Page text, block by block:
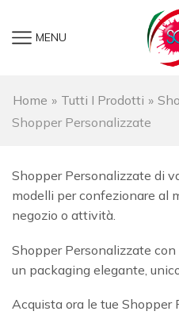
MENU
Home » Tutti I Prodotti »
Shopper Personalizzate
Shopper Personalizzate di
modelli per confezionare al
negozio o attività.
Shopper Personalizzate
un packaging elegante,
Acquista ora le tue Shopper